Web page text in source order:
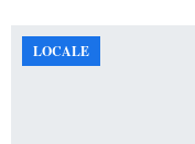
LOCALE